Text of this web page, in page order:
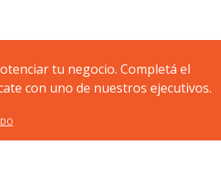
tu negocio. Completá el
con uno de nuestros ejecutivos.